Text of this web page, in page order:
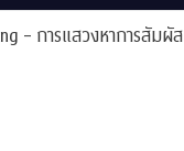
- การแสวงหาการสัมผัส